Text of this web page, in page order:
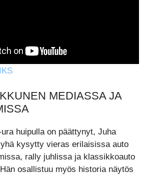
MEDIASSA JA
huipulla on päättynyt, Juha
kysytty vieras erilaisissa auto
rally juhlissa ja klassikkoauto
osallistuu myös historia näytös